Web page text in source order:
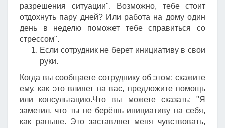
разрешения ситуации". Возможно, тебе стоит
отдохнуть пару дней? Или работа на дому один
день в неделю поможет тебе справиться со
стрессом".
Если сотрудник не берет инициативу в свои
руки.
Когда вы сообщаете сотруднику об этом: скажите
ему, как это влияет на вас, предложите помощь
или консультацию.Что вы можете сказать: "Я
заметил, что ты не берёшь инициативу на себя,
как раньше. Это заставляет меня чувствовать,